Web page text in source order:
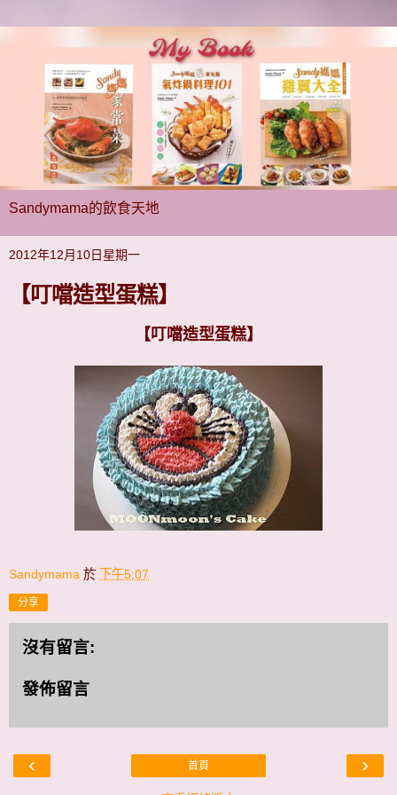
Sandymama的飲食天地
2012年12月10日星期一
【叮噹造型蛋糕】
【叮噹造型蛋糕】
Sandymama 於 下午5:07
分享
沒有留言:
發佈留言
‹ ›
首頁